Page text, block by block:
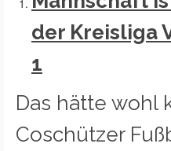
der Kreisliga
1
Das hätte wohl
Coschützer